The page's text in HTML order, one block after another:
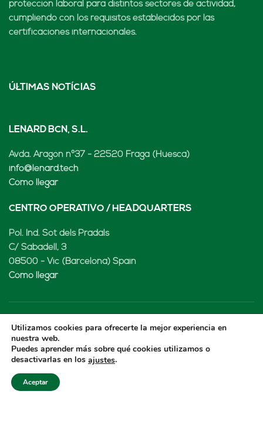
protección laboral para distintos sectores de actividad,
cumpliendo con los requisitos establecidos por las
certificaciones internacionales.
ÚLTIMAS NOTÍCIAS
LENARD BCN, S.L.
Avda. Aragón nº37 - 22520 Fraga (Huesca)
info@lenard.tech
Cómo llegar
CENTRO OPERATIVO / HEADQUARTERS
Pol. Ind. Sot dels Pradals
C/ Sabadell, 3
08500 - Vic (Barcelona) Spain
Cómo llegar
LENARD MX, S de RL de CV
Rio Atoyac 30. Parque Industrial Empresarial
Cuautlancingo, 72730 Puebla (México)
Utilizamos cookies para ofrecerte la mejor experiencia en
nuestra web.
Puedes aprender más sobre qué cookies utilizamos o
desactivarlas en los ajustes.
Aceptar